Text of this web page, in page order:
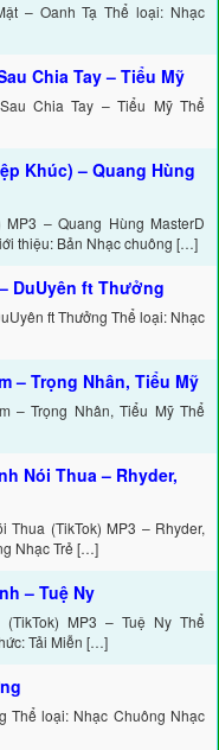
– Oanh Tạ Thể loại: Nhạc
Chia Tay – Tiểu Mỹ
Chia Tay – Tiểu Mỹ Thể
Khúc) – Quang Hùng
MP3 – Quang Hùng MasterD
thiệu: Bản Nhạc chuông […]
DuUyên ft Thưởng
ft Thưởng Thể loại: Nhạc
– Trọng Nhân, Tiểu Mỹ
– Trọng Nhân, Tiểu Mỹ Thể
Nói Thua – Rhyder,
(TikTok) MP3 – Rhyder,
Nhạc Trẻ […]
– Tuệ Ny
MP3 – Tuệ Ny Thể
Tải Miễn […]
Thể loại: Nhạc Chuông Nhạc